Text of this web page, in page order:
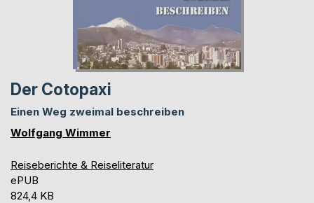
Der Cotopaxi
Einen Weg zweimal beschreiben
Wolfgang Wimmer
Reiseberichte & Reiseliteratur
ePUB
824,4 KB